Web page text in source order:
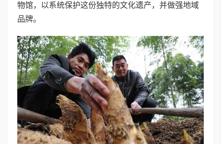
物馆，以系统保护这份独特的文化遗产，并做强地域
品牌。